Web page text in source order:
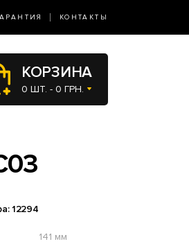
КОНТАКТЫ
КОРЗИНА
0 ШТ. - 0 ГРН.
12294
141 мм